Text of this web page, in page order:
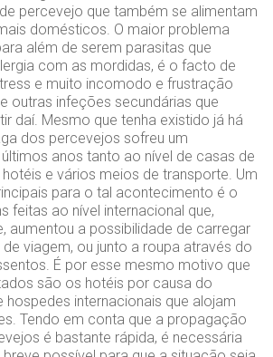
percevejo que também se alimentam
domésticos. O maior problema
além de serem parasitas que
com as mordidas, é o facto de
e muito incomodo e frustração
outras infeções secundárias que
daí. Mesmo que tenha existido já há
dos percevejos sofreu um
anos tanto ao nível de casas de
e vários meios de transporte. Um
para o tal acontecimento é o
feitas ao nível internacional que,
aumentou a possibilidade de carregar
viagem, ou junto a roupa através do
É por esse mesmo motivo que
são os hotéis por causa do
hospedes internacionais que alojam
Tendo em conta que a propagação
é bastante rápida, é necessária